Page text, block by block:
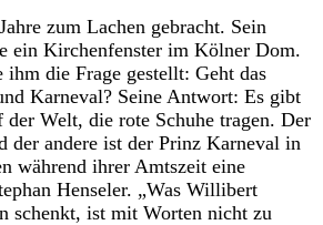
zum Lachen gebracht. Sein
ein Kirchenfenster im Kölner Dom.
die Frage gestellt: Geht das
Karneval? Seine Antwort: Es gibt
Welt, die rote Schuhe tragen. Der
der andere ist der Prinz Karneval in
während ihrer Amtszeit eine
Henseler. „Was Willibert
schenkt, ist mit Worten nicht zu